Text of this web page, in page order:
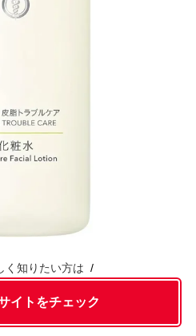
く知りたい方は
イトをチェック